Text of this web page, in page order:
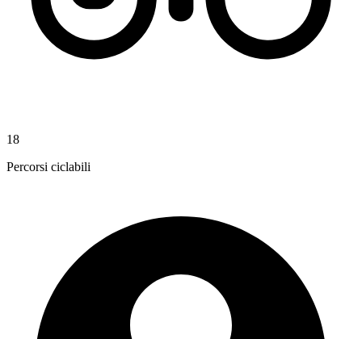
18
Percorsi ciclabili